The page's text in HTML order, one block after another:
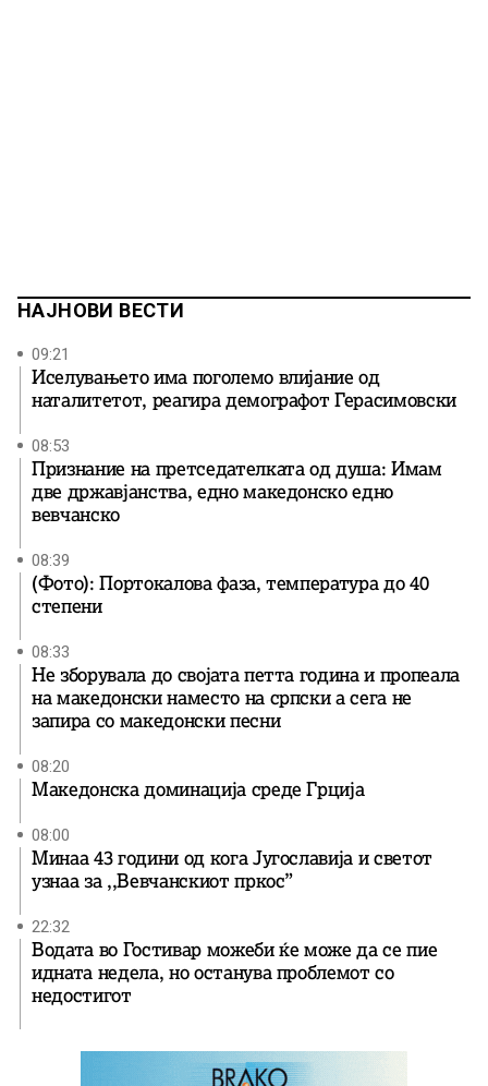
НАЈНОВИ ВЕСТИ
09:21
Иселувањето има поголемо влијание од
наталитетот, реагира демографот Герасимовски
08:53
Признание на претседателката од душа: Имам
две државјанства, едно македонско едно
вевчанско
08:39
(Фото): Портокалова фаза, температура до 40
степени
08:33
Не зборувала до својата петта година и пропеала
на македонски наместо на српски а сега не
запира со македонски песни
08:20
Македонска доминација среде Грција
08:00
Минаа 43 години од кога Југославија и светот
узнаа за ,,Вевчанскиот пркос”
22:32
Водата во Гостивар можеби ќе може да се пие
идната недела, но останува проблемот со
недостигот